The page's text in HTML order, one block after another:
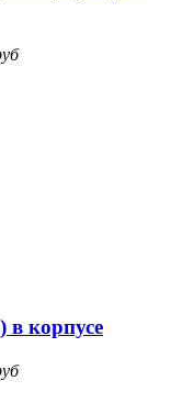
в корпусе